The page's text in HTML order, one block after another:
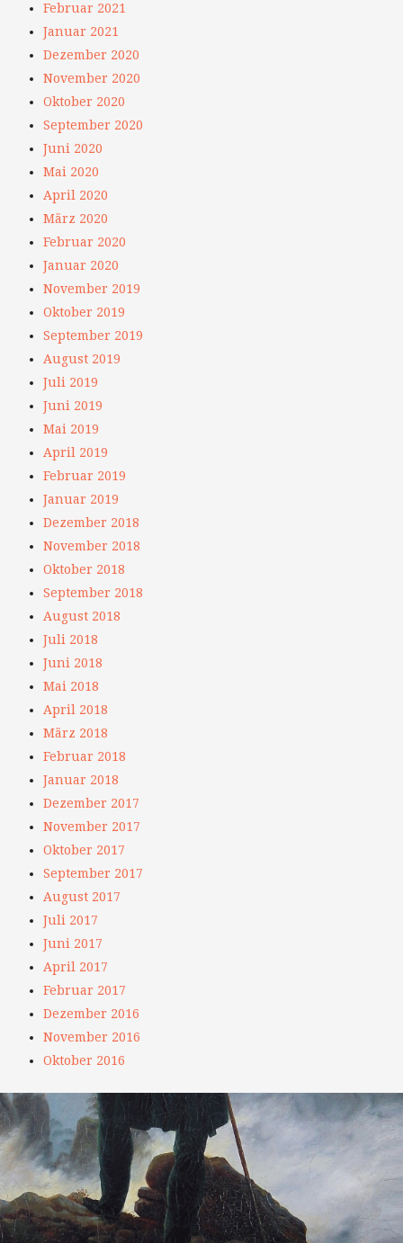
Februar 2021
Januar 2021
Dezember 2020
November 2020
Oktober 2020
September 2020
Juni 2020
Mai 2020
April 2020
März 2020
Februar 2020
Januar 2020
November 2019
Oktober 2019
September 2019
August 2019
Juli 2019
Juni 2019
Mai 2019
April 2019
Februar 2019
Januar 2019
Dezember 2018
November 2018
Oktober 2018
September 2018
August 2018
Juli 2018
Juni 2018
Mai 2018
April 2018
März 2018
Februar 2018
Januar 2018
Dezember 2017
November 2017
Oktober 2017
September 2017
August 2017
Juli 2017
Juni 2017
April 2017
Februar 2017
Dezember 2016
November 2016
Oktober 2016